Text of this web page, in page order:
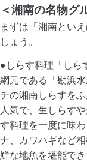
＜湘南の名物グ
まずは「湘南とい
しょう。
●しらす料理「し
網元である「勘浜
チの湘南しらすを
人気で、生しらす
す料理を一度に味
ナ、カワハギなど
鮮な地魚を堪能でき